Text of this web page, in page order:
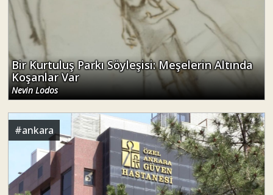
Bir Kurtuluş Parkı Söyleşisi: Meşelerin Altında
Koşanlar Var
Nevin Lodos
#ankara